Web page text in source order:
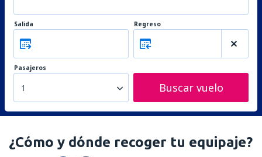
Salida Regreso
Pasajeros
1 Buscar vuelo
¿Cómo y dónde recoger tu equipaje?